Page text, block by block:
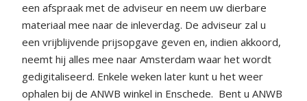
een afspraak met de adviseur en neem uw dierbare
materiaal mee naar de inleverdag. De adviseur zal u
een vrijblijvende prijsopgave geven en, indien akkoord,
neemt hij alles mee naar Amsterdam waar het wordt
gedigitaliseerd. Enkele weken later kunt u het weer
ophalen bij de ANWB winkel in Enschede. Bent u ANWB